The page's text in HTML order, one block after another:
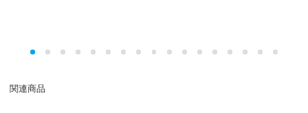
関連商品